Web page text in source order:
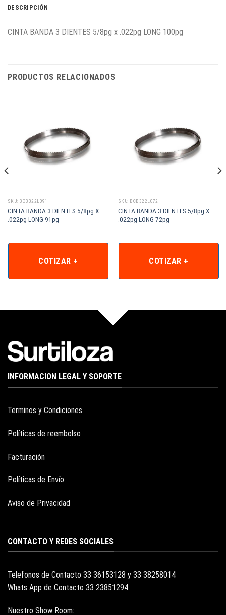
DESCRIPCIÓN
CINTA BANDA 3 DIENTES 5/8pg x .022pg LONG 100pg
PRODUCTOS RELACIONADOS
SKU: BCB322L091
CINTA BANDA 3 DIENTES 5/8pg X
.022pg LONG 91pg
COTIZAR +
SKU: BCB322L072
CINTA BANDA 3 DIENTES 5/8pg X
.022pg LONG 72pg
COTIZAR +
INFORMACION LEGAL Y SOPORTE
Terminos y Condiciones
Políticas de reembolso
Facturación
Políticas de Envío
Aviso de Privacidad
CONTACTO Y REDES SOCIALES
Telefonos de Contacto 33 36153128 y 33 38258014
Whats App de Contacto 33 23851294
Nuestro Show Room: